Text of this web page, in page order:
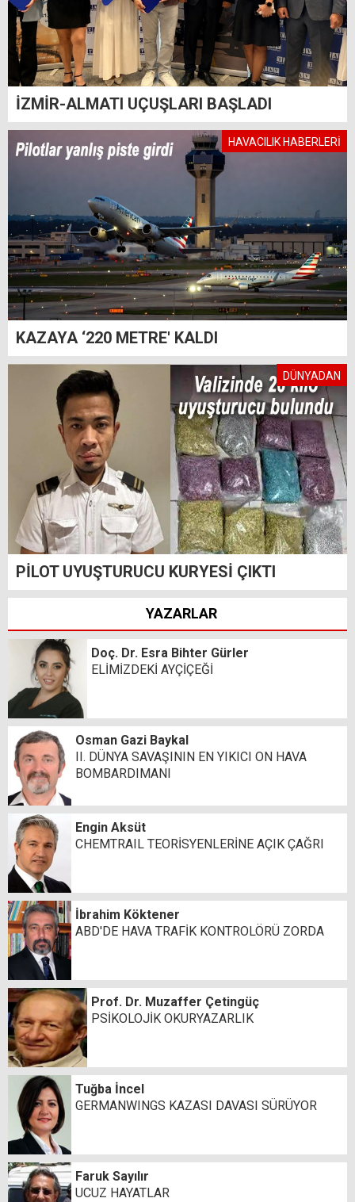
İZMİR-ALMATI UÇUŞLARI BAŞLADI
HAVACILIK HABERLERİ
KAZAYA ‘220 METRE' KALDI
DÜNYADAN
PİLOT UYUŞTURUCU KURYESİ ÇIKTI
YAZARLAR
Doç. Dr. Esra Bihter Gürler
ELİMİZDEKİ AYÇİÇEĞİ
Osman Gazi Baykal
II. DÜNYA SAVAŞININ EN YIKICI ON HAVA
BOMBARDIMANI
Engin Aksüt
CHEMTRAIL TEORİSYENLERİNE AÇIK ÇAĞRI
İbrahim Köktener
ABD'DE HAVA TRAFİK KONTROLÖRÜ ZORDA
Prof. Dr. Muzaffer Çetingüç
PSİKOLOJİK OKURYAZARLIK
Tuğba İncel
GERMANWINGS KAZASI DAVASI SÜRÜYOR
Faruk Sayılır
UCUZ HAYATLAR